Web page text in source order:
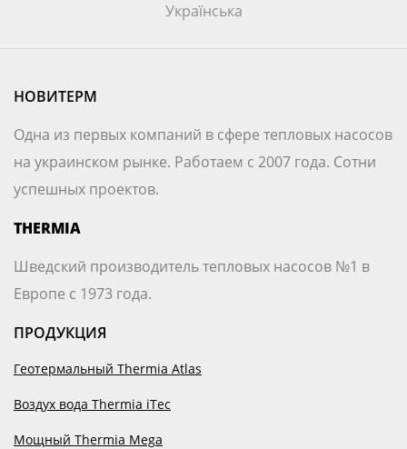
Українська
НОВИТЕРМ
Одна из первых компаний в сфере тепловых насосов
на украинском рынке. Работаем с 2007 года. Сотни
успешных проектов.
THERMIA
Шведский производитель тепловых насосов №1 в
Европе с 1973 года.
ПРОДУКЦИЯ
Геотермальный Thermia Atlas
Воздух вода Thermia iTec
Мощный Thermia Mega